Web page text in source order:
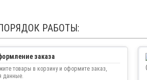
РАБОТЫ:
заказа
товары в корзину и оформите заказ,
данные.